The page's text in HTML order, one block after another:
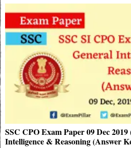
SSC CPO Exam Paper 09 Dec
Intelligence & Reasoning (Answer